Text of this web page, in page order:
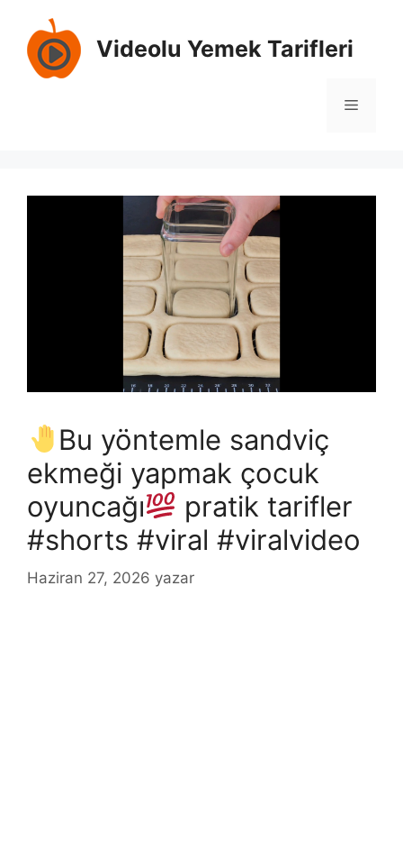
Videolu Yemek Tarifleri
Menü
Bu yöntemle sandviç
ekmeği yapmak çocuk
oyuncağı
pratik tarifler
#shorts #viral #viralvideo
Haziran 27, 2026 yazar